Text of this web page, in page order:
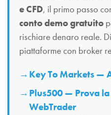
e CFD, il primo passo
conto demo gratuito
rischiare denaro reale.
piattaforme con broker
Key To Markets —
Plus500 — Prova
WebTrader